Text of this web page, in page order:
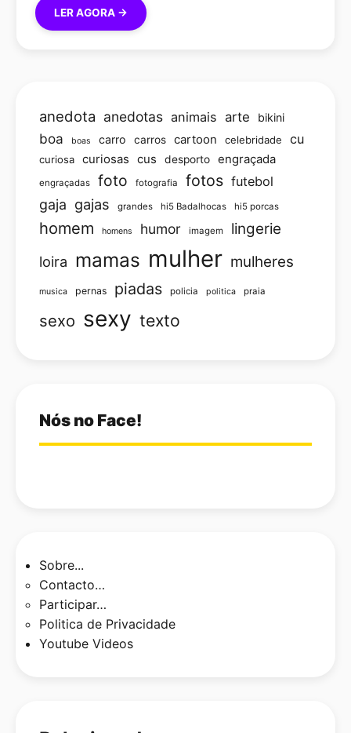
LER AGORA →
anedota anedotas animais arte bikini
boa boas carro carros cartoon celebridade cu
curiosa curiosas cus desporto engraçada
engraçadas foto fotografia fotos futebol
gaja gajas grandes hi5 Badalhocas hi5 porcas
homem homens humor imagem lingerie
loira mamas mulher mulheres
musica pernas piadas policia politica praia
sexo sexy texto
Nós no Face!
Sobre...
Contacto…
Participar…
Politica de Privacidade
Youtube Videos